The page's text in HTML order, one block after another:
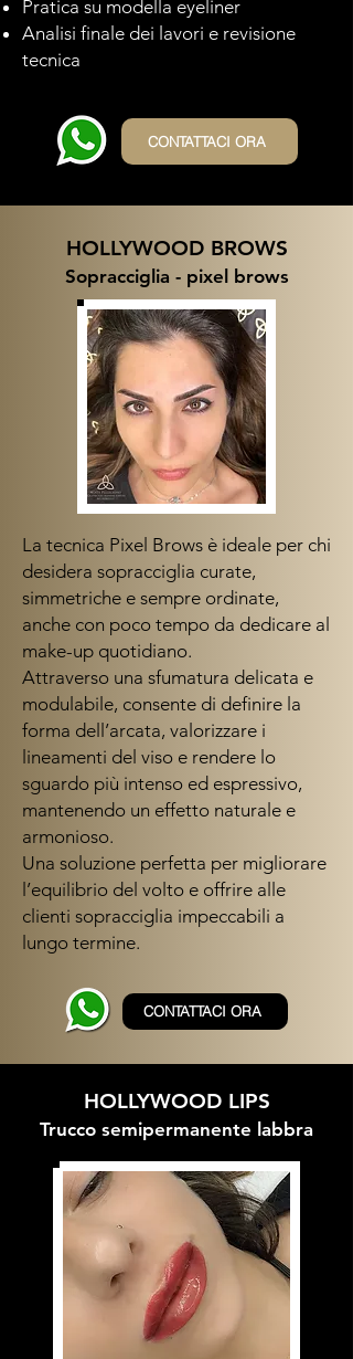
Pratica su modella eyeliner
Analisi finale dei lavori e revisione
tecnica
CONTATTACI ORA
HOLLYWOOD BROWS
Sopracciglia - pixel brows
La tecnica Pixel Brows è ideale per chi
desidera sopracciglia curate,
simmetriche e sempre ordinate,
anche con poco tempo da dedicare al
make-up quotidiano.
Attraverso una sfumatura delicata e
modulabile, consente di definire la
forma dell’arcata, valorizzare i
lineamenti del viso e rendere lo
sguardo più intenso ed espressivo,
mantenendo un effetto naturale e
armonioso.
Una soluzione perfetta per migliorare
l’equilibrio del volto e offrire alle
clienti sopracciglia impeccabili a
lungo termine.
CONTATTACI ORA
HOLLYWOOD LIPS
Trucco semipermanente labbra